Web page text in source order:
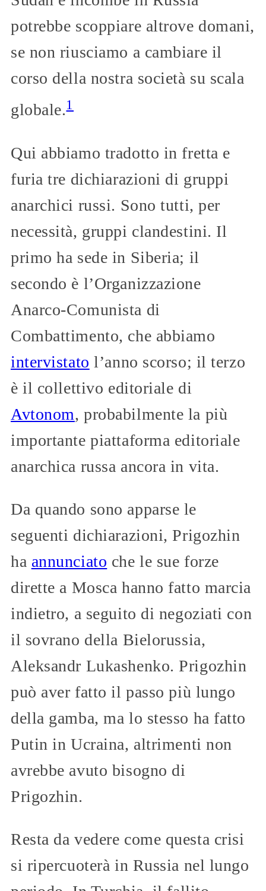
potrebbe scoppiare altrove domani,
se non riusciamo a cambiare il
corso della nostra società su scala
globale.1
Qui abbiamo tradotto in fretta e
furia tre dichiarazioni di gruppi
anarchici russi. Sono tutti, per
necessità, gruppi clandestini. Il
primo ha sede in Siberia; il
secondo è l’Organizzazione
Anarco-Comunista di
Combattimento, che abbiamo
intervistato l’anno scorso; il terzo
è il collettivo editoriale di
Avtonom, probabilmente la più
importante piattaforma editoriale
anarchica russa ancora in vita.
Da quando sono apparse le
seguenti dichiarazioni, Prigozhin
ha annunciato che le sue forze
dirette a Mosca hanno fatto marcia
indietro, a seguito di negoziati con
il sovrano della Bielorussia,
Aleksandr Lukashenko. Prigozhin
può aver fatto il passo più lungo
della gamba, ma lo stesso ha fatto
Putin in Ucraina, altrimenti non
avrebbe avuto bisogno di
Prigozhin.
Resta da vedere come questa crisi
si ripercuoterà in Russia nel lungo